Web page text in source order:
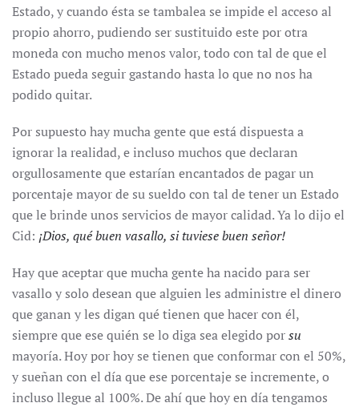
Estado, y cuando ésta se tambalea se impide el acceso al
propio ahorro, pudiendo ser sustituido este por otra
moneda con mucho menos valor, todo con tal de que el
Estado pueda seguir gastando hasta lo que no nos ha
podido quitar.
Por supuesto hay mucha gente que está dispuesta a
ignorar la realidad, e incluso muchos que declaran
orgullosamente que estarían encantados de pagar un
porcentaje mayor de su sueldo con tal de tener un Estado
que le brinde unos servicios de mayor calidad. Ya lo dijo el
Cid: ¡Dios, qué buen vasallo, si tuviese buen señor!
Hay que aceptar que mucha gente ha nacido para ser
vasallo y solo desean que alguien les administre el dinero
que ganan y les digan qué tienen que hacer con él,
siempre que ese quién se lo diga sea elegido porsu
mayoría. Hoy por hoy se tienen que conformar con el 50%,
y sueñan con el día que ese porcentaje se incremente, o
incluso llegue al 100%. De ahí que hoy en día tengamos